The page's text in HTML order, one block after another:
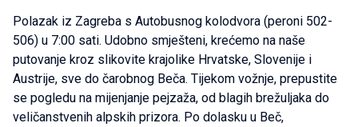
Polazak iz Zagreba s Autobusnog kolodvora (peroni 502-
506) u 7:00 sati. Udobno smješteni, krećemo na naše
putovanje kroz slikovite krajolike Hrvatske, Slovenije i
Austrije, sve do čarobnog Beča. Tijekom vožnje, prepustite
se pogledu na mijenjanje pejzaža, od blagih brežuljaka do
veličanstvenih alpskih prizora. Po dolasku u Beč,